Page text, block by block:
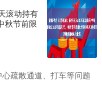
滚动持有
秋节前限
疏散通道、打车等问题